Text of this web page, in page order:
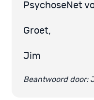
PsychoseNet
Groet,
Jim
Beantwoord door: